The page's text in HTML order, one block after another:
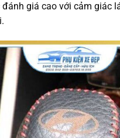
giá cao với cảm giác